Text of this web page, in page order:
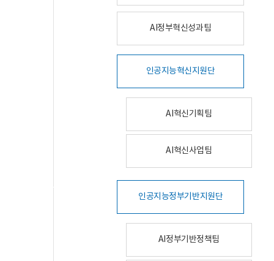
AI정부혁신성과팀
인공지능혁신지원단
AI혁신기획팀
AI혁신사업팀
인공지능정부기반지원단
AI정부기반정책팀